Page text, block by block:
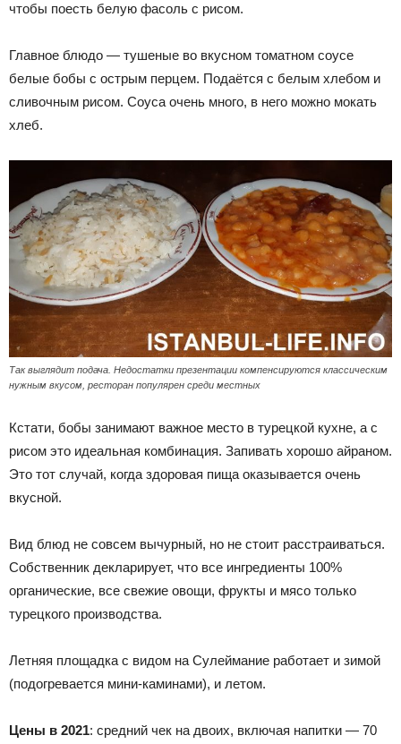
чтобы поесть белую фасоль с рисом.
Главное блюдо — тушеные во вкусном томатном соусе
белые бобы с острым перцем. Подаётся с белым хлебом и
сливочным рисом. Соуса очень много, в него можно мокать
хлеб.
Так выглядит подача. Недостатки презентации компенсируются классическим
нужным вкусом, ресторан популярен среди местных
Кстати, бобы занимают важное место в турецкой кухне, а с
рисом это идеальная комбинация. Запивать хорошо айраном.
Это тот случай, когда здоровая пища оказывается очень
вкусной.
Вид блюд не совсем вычурный, но не стоит расстраиваться.
Собственник декларирует, что все ингредиенты 100%
органические, все свежие овощи, фрукты и мясо только
турецкого производства.
Летняя площадка с видом на Сулеймание работает и зимой
(подогревается мини-каминами), и летом.
Цены в 2021: средний чек на двоих, включая напитки — 70